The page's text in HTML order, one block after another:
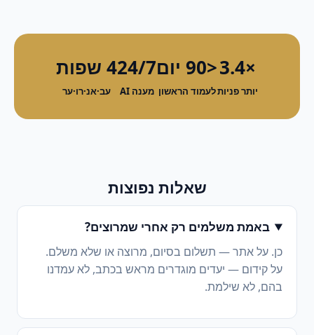
×3.4
יותר פניות
<90 יום
לעמוד הראשון
24/7
מענה AI
4 שפות
עב·אנ·רו·ער
שאלות נפוצות
באמת משלמים רק אחרי שמרוצים?
כן. על אתר — תשלום בסיום, מרוצה או שלא משלם.
על קידום — יעדים מוגדרים מראש בכתב, לא עמדנו
בהם, לא שילמת.